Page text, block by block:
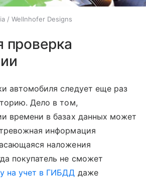
/ Wellnhofer Designs
проверка
автомобиля следует еще раз
Дело в том,
времени в базах данных может
информация
наложения
покупатель не сможет
на учет в ГИБДД даже